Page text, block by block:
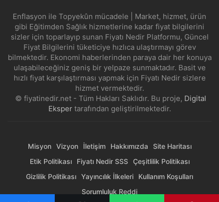
Enflasyon ile Topyekûn mücadele | Market, hizmet, ürün
gibi Eğitimden Sağlık hizmetlerine kadar fiyat bilgilerini
sizler için toparlayıp sunan Fiyatı Nedir Platformu, Güncel
Fiyat Bilgilerini tüketiciye hızlıca ulaştırmayı görev
bilmektedir. Ekonomi haberlerinden paraya dair her konuya
ulaşabileceğiniz geniş bir yelpaze sunmaktadır. Basit ve
hızlı fiyat karşılaştırması yapmak için Fiyatı Nedir sizlere
hizmet vermektedir.
© fiyatinedir.net - Tüm Hakları Saklıdır. Bu proje, Digital
Ekspertarafından geliştirilmektedir.
Misyon Vizyon İletişim Hakkımızda
Site Haritası
Etik Politikası
Fiyatı Nedir SSS
Çeşitlilik Politikası
Gizlilik Politikası Yayıncılık İlkeleri
Kullanım Koşulları
Sorumluluk Reddi